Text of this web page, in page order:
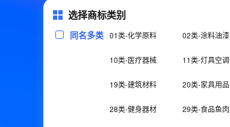
选择商标类别
同名多类 01类-化学原料 02类-涂料油漆
10类-医疗器械 11类-灯具空调
19类-建筑材料 20类-家具用品
28类-健身器材 29类-食品鱼肉